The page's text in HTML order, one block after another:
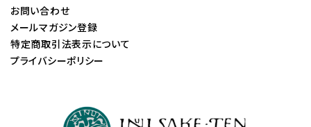
お問い合わせ
メールマガジン登録
特定商取引法表示について
プライバシーポリシー